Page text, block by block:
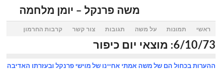
משה פרנקל – יומן מלחמה
ראשי תמונות על משה תגובות צור קשר קרבות החרמון
6/10/73: מוצאי יום כיפור
ההערות בכחול הם של משה אמתי אחיינו של מוישי פרנקל ובעזרתו האדיבה